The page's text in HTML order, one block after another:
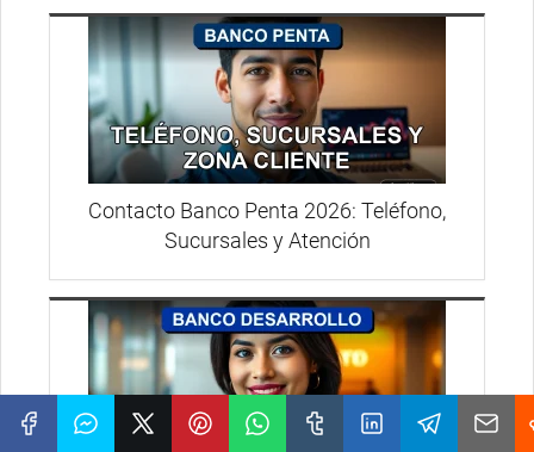
Contacto Banco Penta 2026: Teléfono,
Sucursales y Atención